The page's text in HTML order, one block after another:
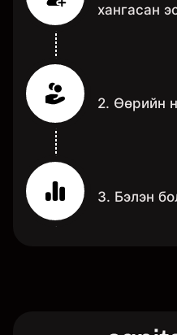
хангасан
2. Өөрийн
3. Бэлэн